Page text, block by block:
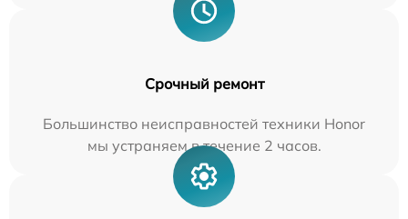
Срочный ремонт
Большинство неисправностей техники Honor
мы устраняем в течение 2 часов.